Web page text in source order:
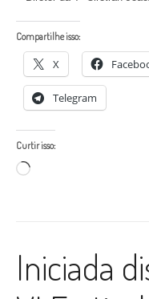
Compartilhe isso:
X
Telegram
Curtir isso:
Carregando...
Iniciada